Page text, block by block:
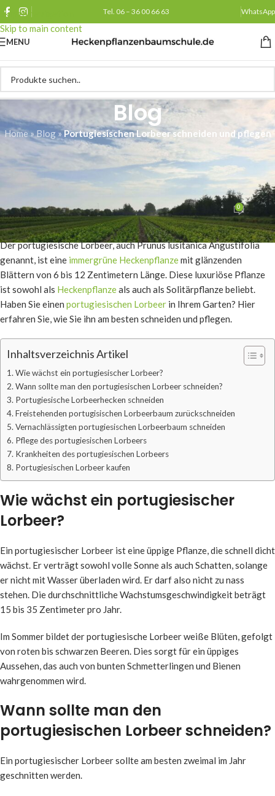
Skip to navigation
Skip to main content
Tel. 06 – 36 00 66 63 WhatsApp
MENU
Blog
Home»Blog»Portugiesischen Lorbeer schneiden und pflegen
Portugiesischen Lorbeer
schneiden und pflegen
Heckenpflanzenbaumschule.deAm 16/01/2026 0
Der portugiesische Lorbeer, auch Prunus lusitanica Angustifolia
genannt, ist eine immergrüne Heckenpflanzemit glänzenden
Blättern von 6 bis 12 Zentimetern Länge. Diese luxuriöse Pflanze
ist sowohl als Heckenpflanzeals auch als Solitärpflanze beliebt.
Haben Sie einen portugiesischen Lorbeer in Ihrem Garten? Hier
erfahren Sie, wie Sie ihn am besten schneiden und pflegen.
Inhaltsverzeichnis Artikel
Wie wächst ein portugiesischer Lorbeer?
Wann sollte man den portugiesischen Lorbeer schneiden?
Portugiesische Lorbeerhecken schneiden
Freistehenden portugisischen Lorbeerbaum zurückschneiden
Vernachlässigten portugiesischen Lorbeerbaum schneiden
Pflege des portugiesischen Lorbeers
Krankheiten des portugiesischen Lorbeers
Portugiesischen Lorbeer kaufen
Wie wächst ein portugiesischer
Lorbeer?
Ein portugiesischer Lorbeer ist eine üppige Pflanze, die schnell dicht
wächst. Er verträgt sowohl volle Sonne als auch Schatten, solange
er nicht mit Wasser überladen wird. Er darf also nicht zu nass
stehen. Die durchschnittliche Wachstumsgeschwindigkeit beträgt
15 bis 35 Zentimeter pro Jahr.
Im Sommer bildet der portugiesische Lorbeer weiße Blüten, gefolgt
von roten bis schwarzen Beeren. Dies sorgt für ein üppiges
Aussehen, das auch von bunten Schmetterlingen und Bienen
wahrgenommen wird.
Wann sollte man den
portugiesischen Lorbeer schneiden?
Ein portugiesischer Lorbeer sollte am besten zweimal im Jahr
geschnitten werden.